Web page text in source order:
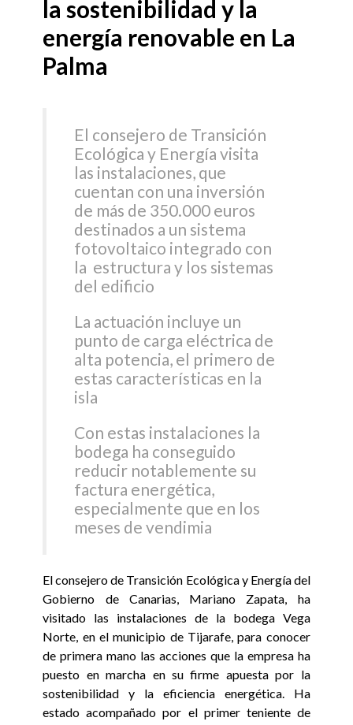
la sostenibilidad y la
energía renovable en La
Palma
El consejero de Transición
Ecológica y Energía visita
las instalaciones, que
cuentan con una inversión
de más de 350.000 euros
destinados a un sistema
fotovoltaico integrado con
la estructura y los sistemas
del edificio
La actuación incluye un
punto de carga eléctrica de
alta potencia, el primero de
estas características en la
isla
Con estas instalaciones la
bodega ha conseguido
reducir notablemente su
factura energética,
especialmente que en los
meses de vendimia
El consejero de Transición Ecológica y Energía del
Gobierno de Canarias, Mariano Zapata, ha
visitado las instalaciones de la bodega Vega
Norte, en el municipio de Tijarafe, para conocer
de primera mano las acciones que la empresa ha
puesto en marcha en su firme apuesta por la
sostenibilidad y la eficiencia energética. Ha
estado acompañado por el primer teniente de